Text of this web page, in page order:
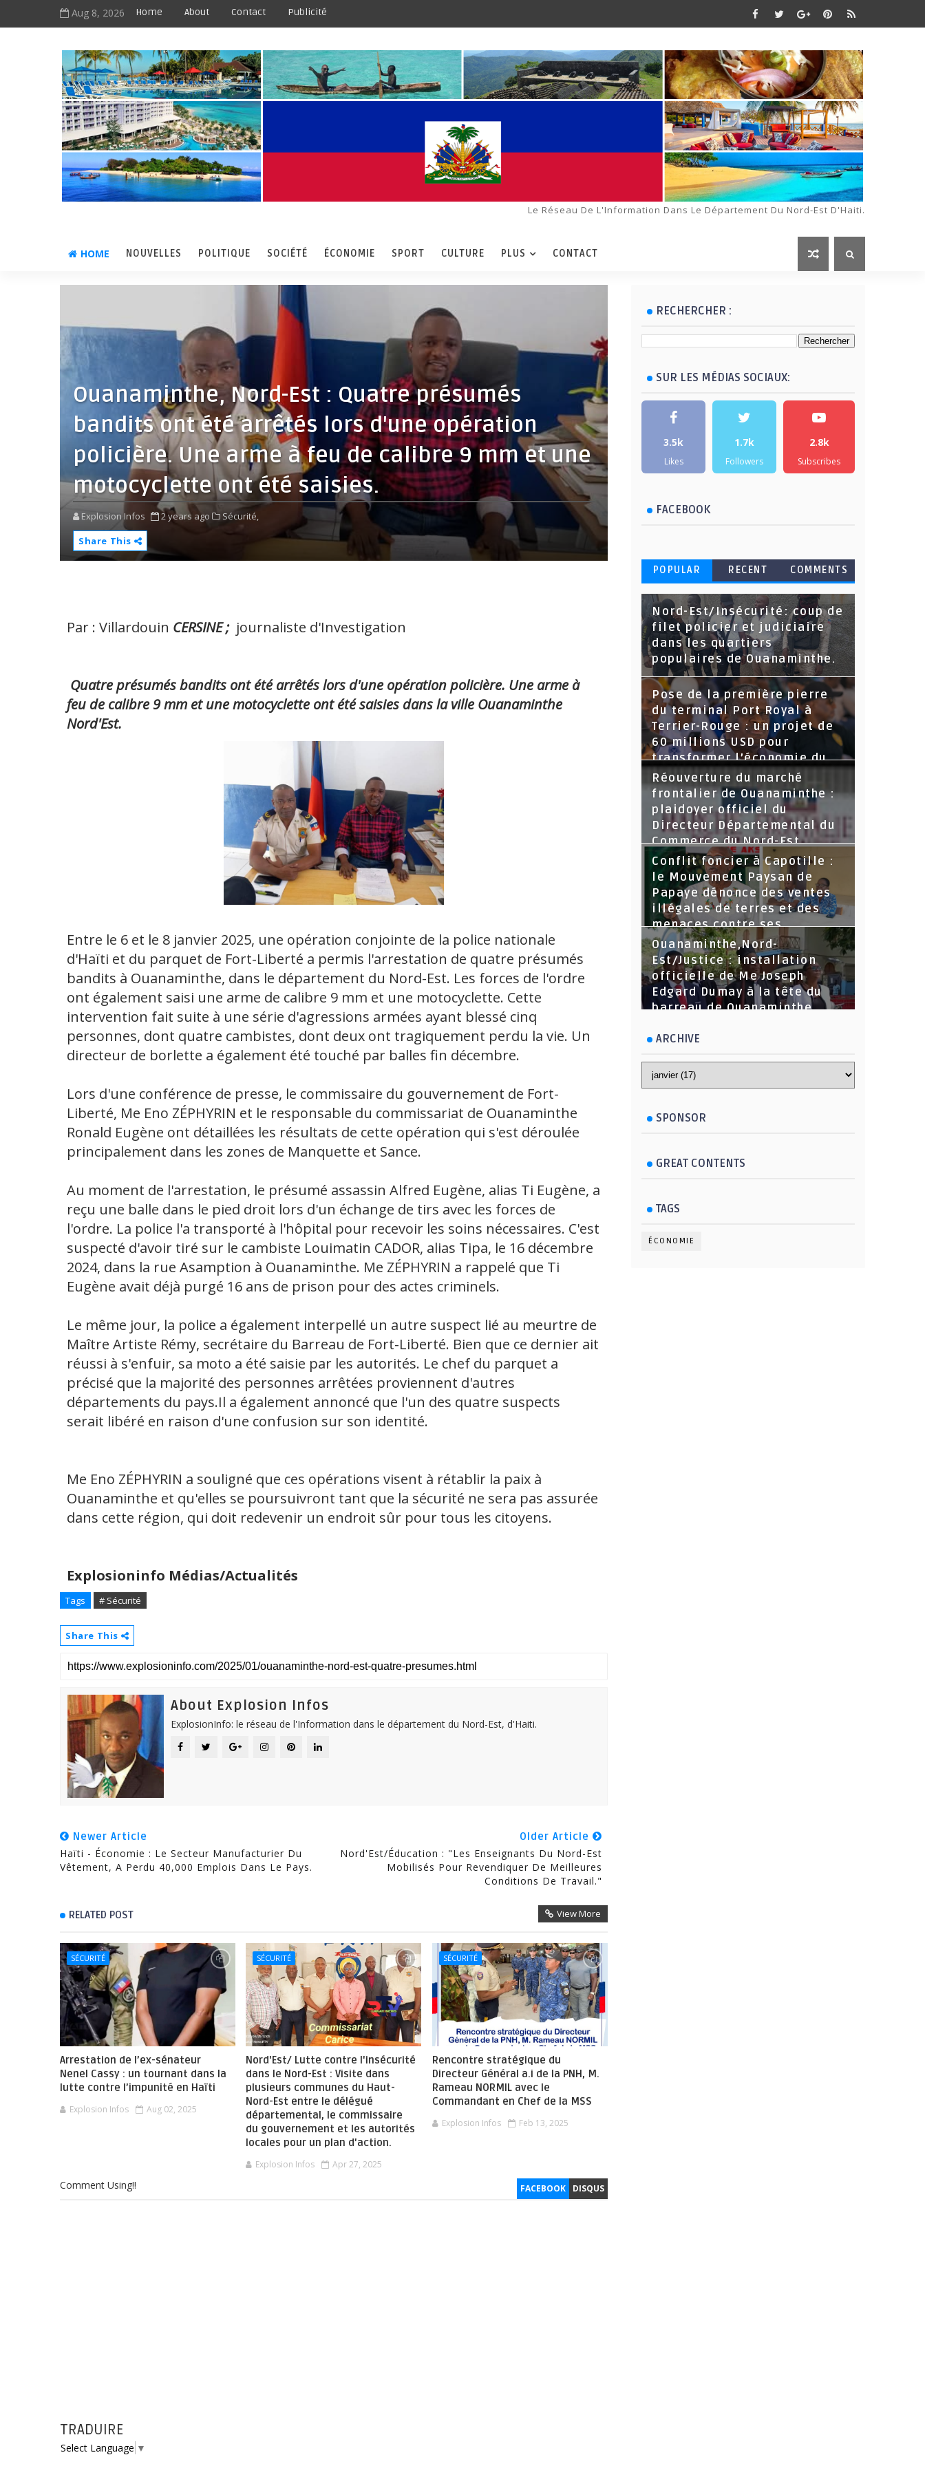
Aug 8, 2026 Home About Contact Publicité
Le Réseau De L'Information Dans Le Département Du Nord-Est D'Haiti.
HOME NOUVELLES POLITIQUE SOCIÉTÉ ÉCONOMIE SPORT CULTURE PLUS CONTACT
Ouanaminthe, Nord-Est : Quatre présumés
bandits ont été arrêtés lors d'une opération
policière. Une arme à feu de calibre 9 mm et une
motocyclette ont été saisies.
Explosion Infos 2 years ago
Sécurité,
Share This
Par : Villardouin CERSINE ; journaliste d'Investigation
Quatre présumés bandits ont été arrêtés lors d'une opération policière. Une arme à
feu de calibre 9 mm et une motocyclette ont été saisies dans la ville Ouanaminthe
Nord'Est.
Entre le 6 et le 8 janvier 2025, une opération conjointe de la police nationale
d'Haïti et du parquet de Fort-Liberté a permis l'arrestation de quatre présumés
bandits à Ouanaminthe, dans le département du Nord-Est. Les forces de l'ordre
ont également saisi une arme de calibre 9 mm et une motocyclette. Cette
intervention fait suite à une série d'agressions armées ayant blessé cinq
personnes, dont quatre cambistes, dont deux ont tragiquement perdu la vie. Un
directeur de borlette a également été touché par balles fin décembre.
Lors d'une conférence de presse, le commissaire du gouvernement de Fort-
Liberté, Me Eno ZÉPHYRIN et le responsable du commissariat de Ouanaminthe
Ronald Eugène ont détaillées les résultats de cette opération qui s'est déroulée
principalement dans les zones de Manquette et Sance.
Au moment de l'arrestation, le présumé assassin Alfred Eugène, alias Ti Eugène, a
reçu une balle dans le pied droit lors d'un échange de tirs avec les forces de
l'ordre. La police l'a transporté à l'hôpital pour recevoir les soins nécessaires. C'est
suspecté d'avoir tiré sur le cambiste Louimatin CADOR, alias Tipa, le 16 décembre
2024, dans la rue Asamption à Ouanaminthe. Me ZÉPHYRIN a rappelé que Ti
Eugène avait déjà purgé 16 ans de prison pour des actes criminels.
Le même jour, la police a également interpellé un autre suspect lié au meurtre de
Maître Artiste Rémy, secrétaire du Barreau de Fort-Liberté. Bien que ce dernier ait
réussi à s'enfuir, sa moto a été saisie par les autorités. Le chef du parquet a
précisé que la majorité des personnes arrêtées proviennent d'autres
départements du pays.Il a également annoncé que l'un des quatre suspects
serait libéré en raison d'une confusion sur son identité.
Me Eno ZÉPHYRIN a souligné que ces opérations visent à rétablir la paix à
Ouanaminthe et qu'elles se poursuivront tant que la sécurité ne sera pas assurée
dans cette région, qui doit redevenir un endroit sûr pour tous les citoyens.
Explosioninfo Médias/Actualités
Tags # Sécurité
Share This
About Explosion Infos
ExplosionInfo: le réseau de l'Information dans le département du Nord-Est, d'Haiti.
Newer Article
Haïti - Économie : Le Secteur Manufacturier Du
Vêtement, A Perdu 40,000 Emplois Dans Le Pays.
Older Article
Nord'Est/Éducation : "Les Enseignants Du Nord-Est
Mobilisés Pour Revendiquer De Meilleures
Conditions De Travail."
RELATED POST View More
SÉCURITÉ
Arrestation de l’ex-sénateur
Nenel Cassy : un tournant dans la
lutte contre l’impunité en Haïti
Explosion Infos Aug 02, 2025
SÉCURITÉ
Nord'Est/ Lutte contre l'insécurité
dans le Nord-Est : Visite dans
plusieurs communes du Haut-
Nord-Est entre le délégué
départemental, le commissaire
du gouvernement et les autorités
locales pour un plan d'action.
Explosion Infos Apr 27, 2025
SÉCURITÉ
Rencontre stratégique du
Directeur Général a.i de la PNH, M.
Rameau NORMIL avec le
Commandant en Chef de la MSS
Explosion Infos Feb 13, 2025
FACEBOOK DISQUS
Comment Using!!
TRADUIRE
Select Language ▼
RECHERCHER :
SUR LES MÉDIAS SOCIAUX:
3.5k
Likes
1.7k
Followers
2.8k
Subscribes
FACEBOOK
POPULAR RECENT COMMENTS
Nord-Est/Insécurité: coup de
filet policier et judiciaire
dans les quartiers
populaires de Ouanaminthe.
Pose de la première pierre
du terminal Port Royal à
Terrier-Rouge : un projet de
60 millions USD pour
transformer l’économie du
Nord-Est
Réouverture du marché
frontalier de Ouanaminthe :
plaidoyer officiel du
Directeur Départemental du
Commerce du Nord-Est.
Conflit foncier à Capotille :
le Mouvement Paysan de
Papaye dénonce des ventes
illégales de terres et des
menaces contre ses
dirigeants
Ouanaminthe,Nord-
Est/Justice : installation
officielle de Me Joseph
Edgard Dumay à la tête du
barreau de Ouanaminthe.
ARCHIVE
SPONSOR
GREAT CONTENTS
TAGS
ÉCONOMIE